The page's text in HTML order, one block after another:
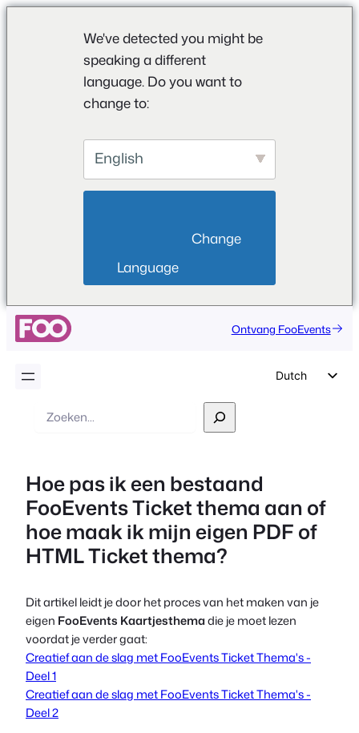
We've detected you might be
speaking a different
language. Do you want to
change to:
English
Language
Ontvang FooEvents
Dutch
Portuguese
French
Zoek
Hoe pas ik een bestaand
FooEvents Ticket thema aan of
hoe maak ik mijn eigen PDF of
HTML Ticket thema?
Dit artikel leidt je door het proces van het maken van je
eigen FooEvents Kaartjesthemadie je moet lezen
voordat je verder gaat:
Creatief aan de slag met FooEvents Ticket Thema's -
Deel 1
Creatief aan de slag met FooEvents Ticket Thema's -
Deel 2